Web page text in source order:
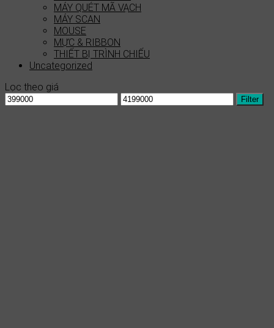
MÁY QUÉT MÃ VẠCH
MÁY SCAN
MOUSE
MỰC & RIBBON
THIẾT BỊ TRÌNH CHIẾU
Uncategorized
Lọc theo giá
Min
price
Max
price
Filter